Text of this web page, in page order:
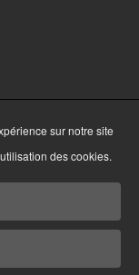
sur notre site
des cookies.